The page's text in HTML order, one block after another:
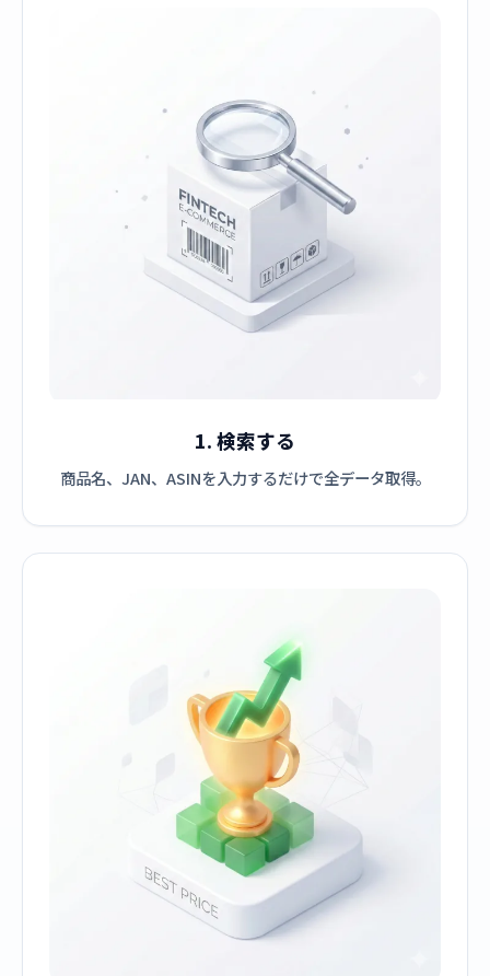
1. 検索する
商品名、JAN、ASINを入力するだけで全データ取得。